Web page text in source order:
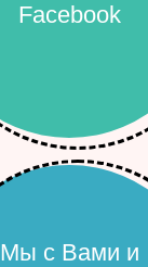
Facebook
Мы с Вами и